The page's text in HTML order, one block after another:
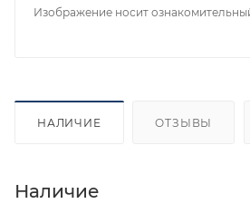
Изображение носит
НАЛИЧИЕ ОТЗЫВЫ
Наличие